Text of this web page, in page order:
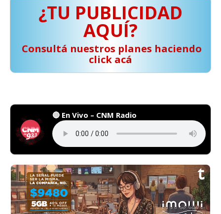
¿TU PUBLICIDAD
AQUÍ?
️ Consultá nuestros planes haciendo
click acá
🔴 En Vivo – CNM Radio